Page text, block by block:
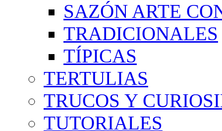
SAZÓN ARTE
TRADICIONALES
TÍPICAS
TERTULIAS
TRUCOS Y
TUTORIALES